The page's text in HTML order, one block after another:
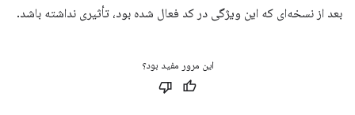
بعد از نسخه‌ای که این ویژگی در کد فعال شده بود، تأثیری نداشته باشد.
این مرور مفید بود؟